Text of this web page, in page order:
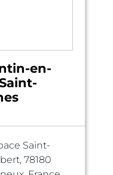
en-
Saint-
78180